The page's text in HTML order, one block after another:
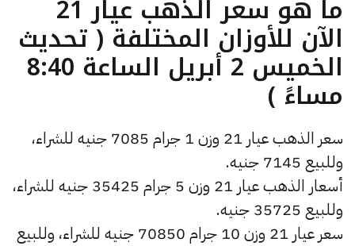
ما هو سعر الذهب عيار 21
الآن للأوزان المختلفة ( تحديث
الخميس 2 أبريل الساعة 8:40
مساءً )
سعر الذهب عيار 21 وزن 1 جرام 7085 جنيه للشراء،
وللبيع 7145 جنيه.
أسعار الذهب عيار 21 وزن 5 جرام 35425 جنيه للشراء،
وللبيع 35725 جنيه.
سعر عيار 21 وزن 10 جرام 70850 جنيه للشراء، وللبيع